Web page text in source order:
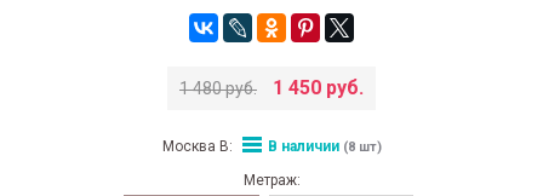
1 480 руб. 1 450 руб.
Москва В: В наличии (8 шт)
Метраж: